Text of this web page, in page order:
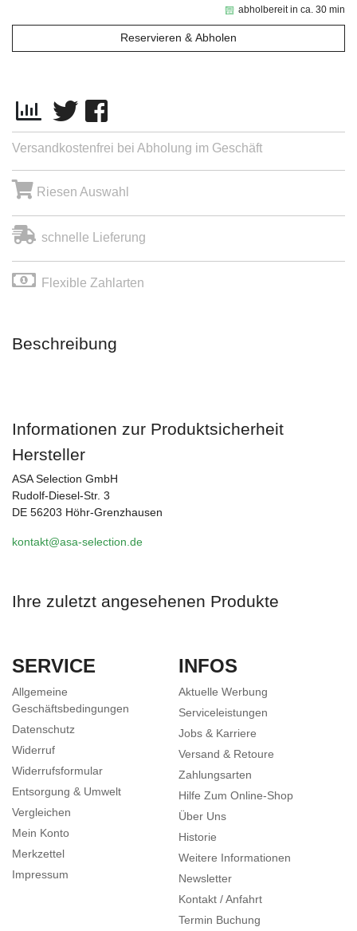
abholbereit in ca. 30 min
Reservieren & Abholen
Versandkostenfrei bei Abholung im Geschäft
Riesen Auswahl
schnelle Lieferung
Flexible Zahlarten
Beschreibung
Informationen zur Produktsicherheit
Hersteller
ASA Selection GmbH
Rudolf-Diesel-Str. 3
DE 56203 Höhr-Grenzhausen
kontakt@asa-selection.de
Ihre zuletzt angesehenen Produkte
SERVICE
Allgemeine
Geschäftsbedingungen
Datenschutz
Widerruf
Widerrufsformular
Entsorgung & Umwelt
Vergleichen
Mein Konto
Merkzettel
Impressum
INFOS
Aktuelle Werbung
Serviceleistungen
Jobs & Karriere
Versand & Retoure
Zahlungsarten
Hilfe Zum Online-Shop
Über Uns
Historie
Weitere Informationen
Newsletter
Kontakt / Anfahrt
Termin Buchung